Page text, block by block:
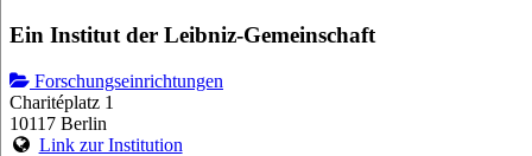
Ein Institut der Leibniz-Gemeinschaft
Forschungseinrichtungen
Charitéplatz 1
10117 Berlin
Link zur Institution